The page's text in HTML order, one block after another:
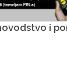
i